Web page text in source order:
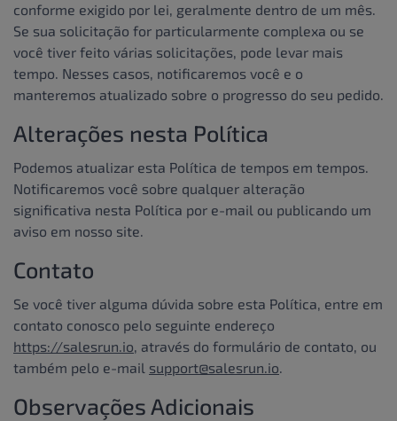
conforme exigido por lei, geralmente dentro de um mês.
Se sua solicitação for particularmente complexa ou se
você tiver feito várias solicitações, pode levar mais
tempo. Nesses casos, notificaremos você e o
manteremos atualizado sobre o progresso do seu pedido.
Alterações nesta Política
Podemos atualizar esta Política de tempos em tempos.
Notificaremos você sobre qualquer alteração
significativa nesta Política por e-mail ou publicando um
aviso em nosso site.
Contato
Se você tiver alguma dúvida sobre esta Política, entre em
contato conosco pelo seguinte endereço
https://salesrun.io, através do formulário de contato, ou
também pelo e-mail support@salesrun.io.
Observações Adicionais